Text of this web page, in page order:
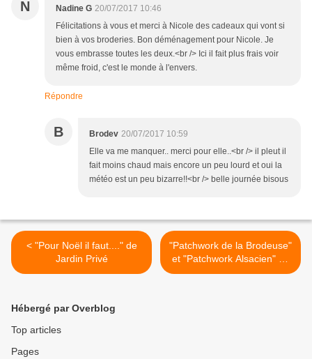
N Nadine G 20/07/2017 10:46
Félicitations à vous et merci à Nicole des cadeaux qui vont si
bien à vos broderies. Bon déménagement pour Nicole. Je
vous embrasse toutes les deux.<br /> Ici il fait plus frais voir
même froid, c'est le monde à l'envers.
Répondre
B Brodev 20/07/2017 10:59
Elle va me manquer.. merci pour elle..<br /> il pleut il
fait moins chaud mais encore un peu lourd et oui la
météo est un peu bizarre!!<br /> belle journée bisous
< "Pour Noël il faut...." de
Jardin Privé
"Patchwork de la Brodeuse"
et "Patchwork Alsacien" de
Jardin Privé >
Hébergé par Overblog
Top articles
Pages